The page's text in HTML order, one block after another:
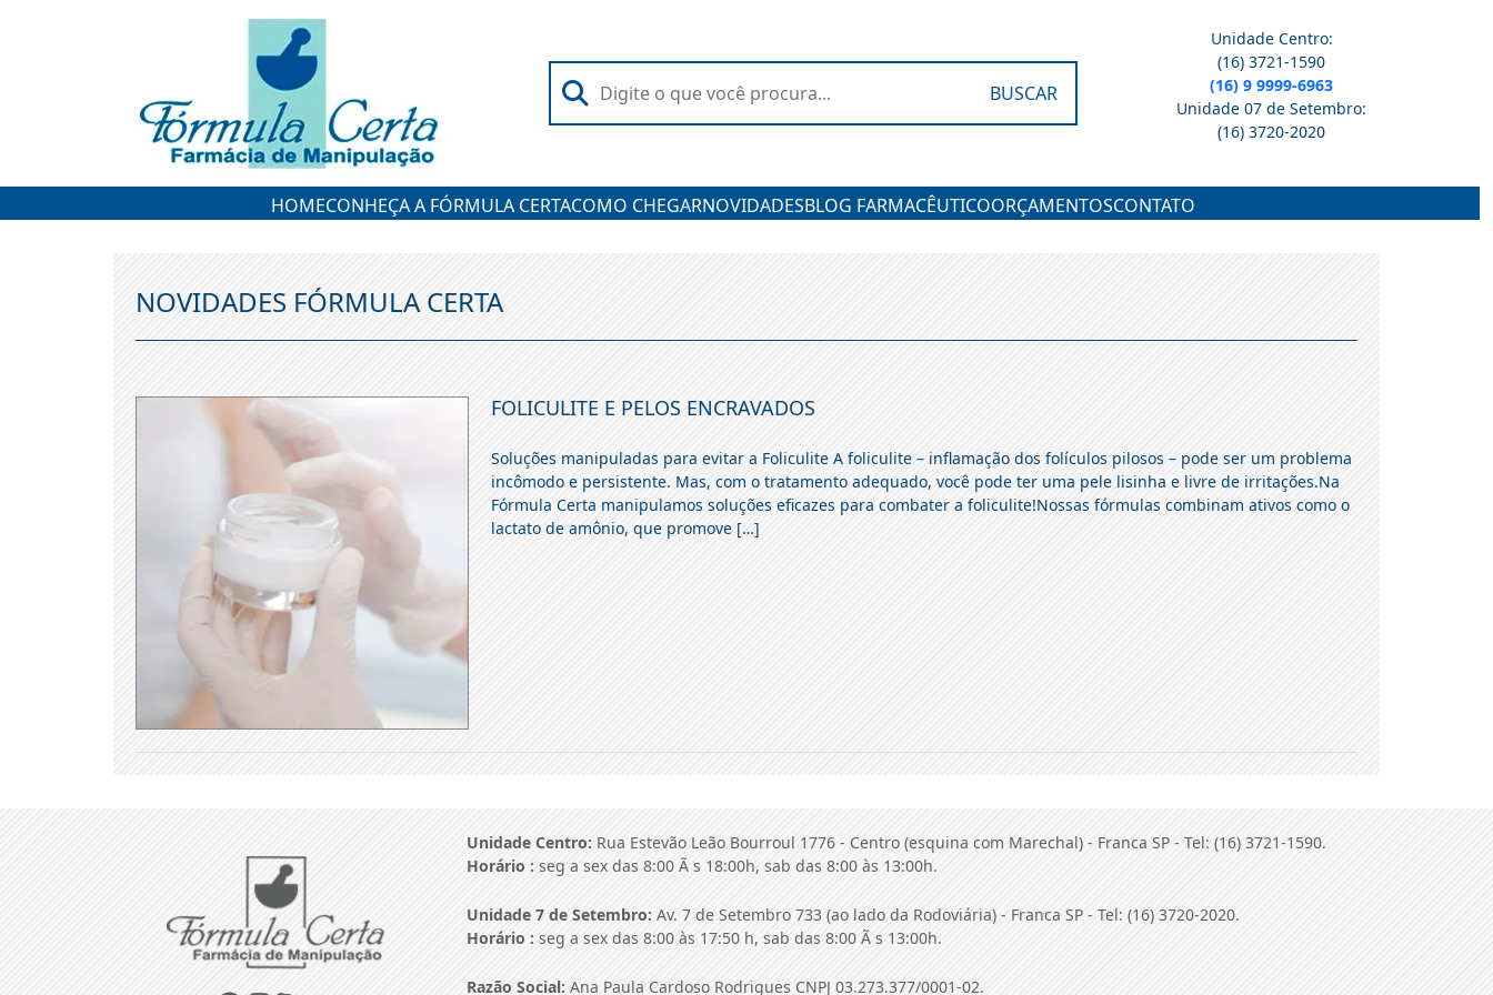
BUSCAR
Unidade Centro:
(16) 3721-1590
(16) 9 9999-6963
Unidade 07 de Setembro:
(16) 3720-2020
HOMECONHEÇA A FÓRMULA CERTACOMO CHEGARNOVIDADESBLOG FARMACÊUTICOORÇAMENTOSCONTATO
NOVIDADES FÓRMULA CERTA
FOLICULITE E PELOS ENCRAVADOS
Soluções manipuladas para evitar a Foliculite A foliculite – inflamação dos folículos pilosos – pode ser um problema
incômodo e persistente. Mas, com o tratamento adequado, você pode ter uma pele lisinha e livre de irritações.Na
Fórmula Certa manipulamos soluções eficazes para combater a foliculite!Nossas fórmulas combinam ativos como o
lactato de amônio, que promove […]
Unidade Centro: Rua Estevão Leão Bourroul 1776 - Centro (esquina com Marechal) - Franca SP - Tel: (16) 3721-1590.
Horário : seg a sex das 8:00 Ã s 18:00h, sab das 8:00 às 13:00h.
Unidade 7 de Setembro: Av. 7 de Setembro 733 (ao lado da Rodoviária) - Franca SP - Tel: (16) 3720-2020.
Horário : seg a sex das 8:00 às 17:50 h, sab das 8:00 Ã s 13:00h.
Razão Social: Ana Paula Cardoso Rodrigues CNPJ 03.273.377/0001-02.